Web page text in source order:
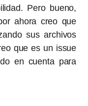
Pero bueno,
ahora creo que
sus archivos
que es un issue
en cuenta para